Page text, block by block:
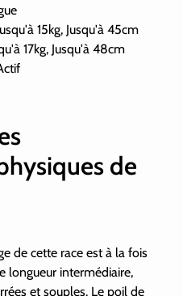
15kg, Jusqu'à 45cm
17kg, Jusqu'à 48cm
de
de cette race est à la fois
longueur intermédiaire,
et souples. Le poil de